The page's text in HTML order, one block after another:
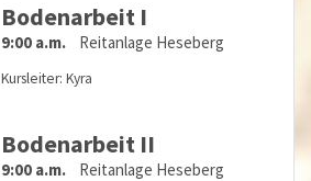
Bodenarbeit I
9:00 a.m. Reitanlage Heseberg
Kursleiter: Kyra
Bodenarbeit II
9:00 a.m. Reitanlage Heseberg